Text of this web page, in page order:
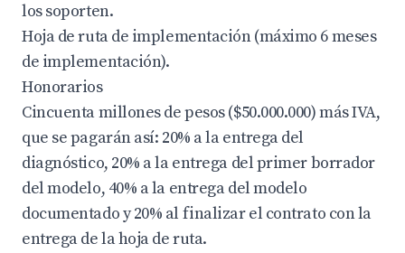
los soporten.
Hoja de ruta de implementación (máximo 6 meses
de implementación).
Honorarios
Cincuenta millones de pesos ($50.000.000) más IVA,
que se pagarán así: 20% a la entrega del
diagnóstico, 20% a la entrega del primer borrador
del modelo, 40% a la entrega del modelo
documentado y 20% al finalizar el contrato con la
entrega de la hoja de ruta.